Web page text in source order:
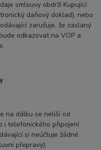
smlouvy obdrží Kupující
daňový doklad), nebo
zaručuje, že zaslaný
odkazovat na VOP a
na dálku se neliší od
i telefonického připojení
si neúčtuje žádné
přepravy);